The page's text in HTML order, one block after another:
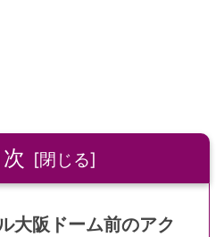
大阪ドーム前のアク